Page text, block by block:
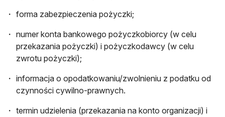
forma zabezpieczenia pożyczki;
numer konta bankowego pożyczkobiorcy (w celu
przekazania pożyczki) i pożyczkodawcy (w celu
zwrotu pożyczki);
informacja o opodatkowaniu/zwolnieniu z podatku od
czynności cywilno-prawnych.
termin udzielenia (przekazania na konto organizacji) i